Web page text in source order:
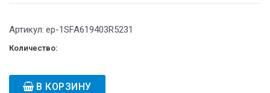
Артикул: ep-1SFA619403R5231
Количество:
В КОРЗИНУ